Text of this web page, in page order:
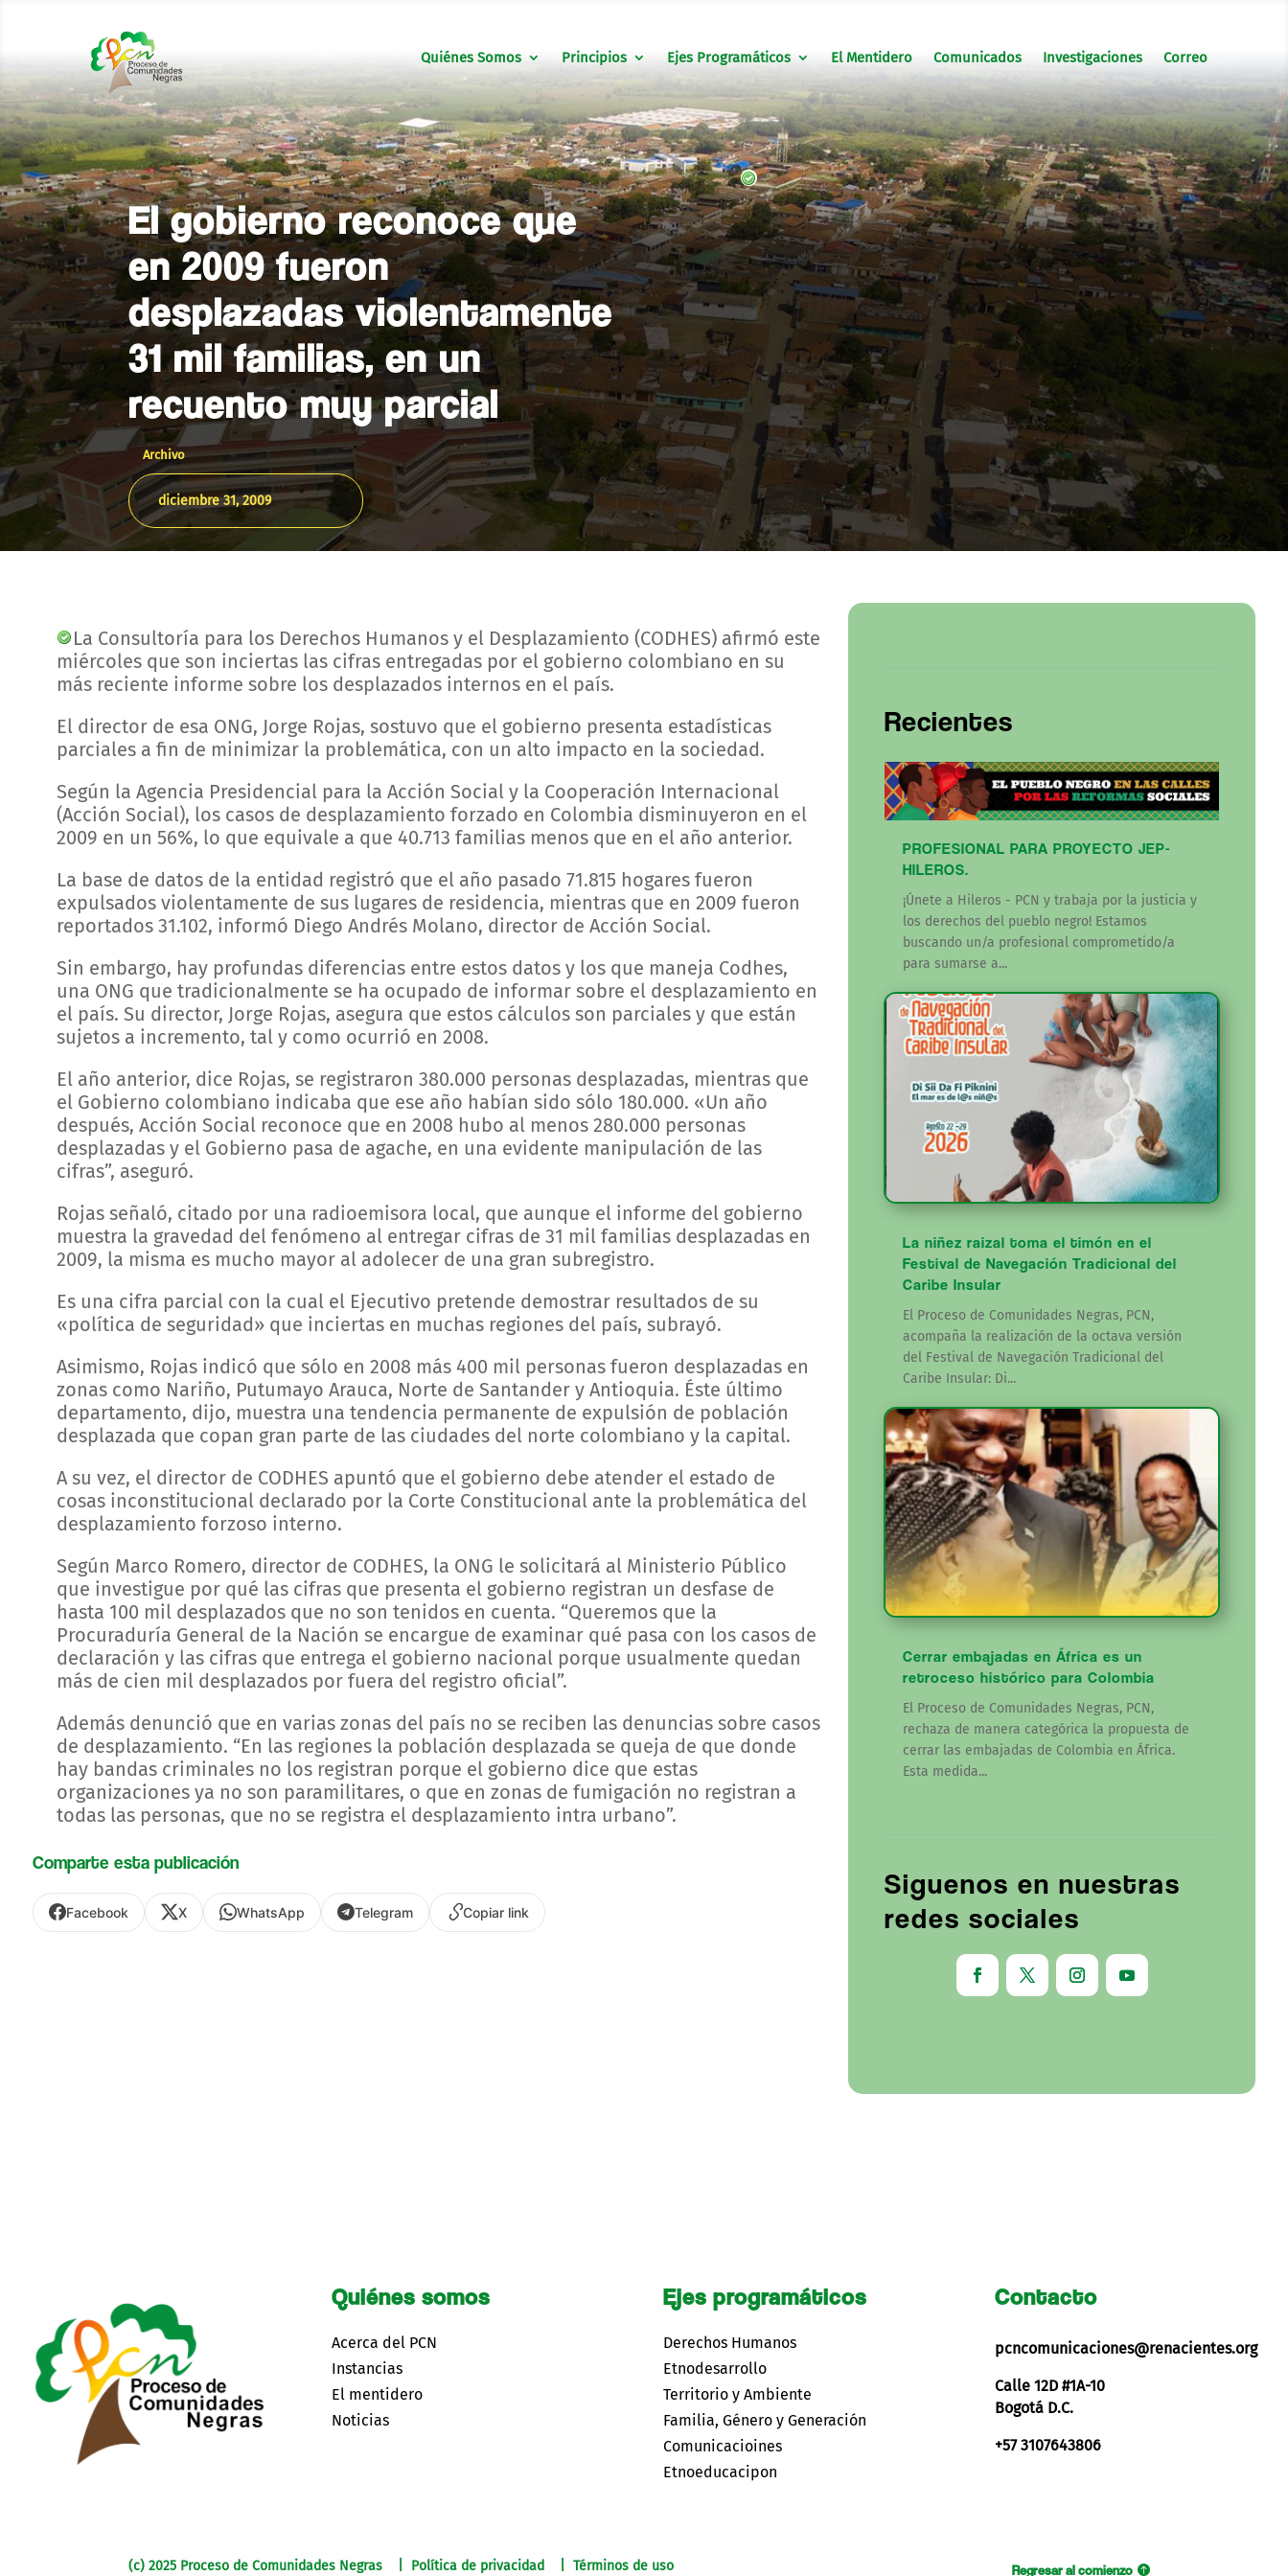
Quiénes Somos Principios Ejes Programáticos El Mentidero Comunicados Investigaciones Correo
El gobierno reconoce que
en 2009 fueron
desplazadas violentamente
31 mil familias, en un
recuento muy parcial
Archivo
diciembre 31, 2009
La Consultoría para los Derechos Humanos y el Desplazamiento (CODHES) afirmó este
miércoles que son inciertas las cifras entregadas por el gobierno colombiano en su
más reciente informe sobre los desplazados internos en el país.
El director de esa ONG, Jorge Rojas, sostuvo que el gobierno presenta estadísticas
parciales a fin de minimizar la problemática, con un alto impacto en la sociedad.
Según la Agencia Presidencial para la Acción Social y la Cooperación Internacional
(Acción Social), los casos de desplazamiento forzado en Colombia disminuyeron en el
2009 en un 56%, lo que equivale a que 40.713 familias menos que en el año anterior.
La base de datos de la entidad registró que el año pasado 71.815 hogares fueron
expulsados violentamente de sus lugares de residencia, mientras que en 2009 fueron
reportados 31.102, informó Diego Andrés Molano, director de Acción Social.
Sin embargo, hay profundas diferencias entre estos datos y los que maneja Codhes,
una ONG que tradicionalmente se ha ocupado de informar sobre el desplazamiento en
el país. Su director, Jorge Rojas, asegura que estos cálculos son parciales y que están
sujetos a incremento, tal y como ocurrió en 2008.
El año anterior, dice Rojas, se registraron 380.000 personas desplazadas, mientras que
el Gobierno colombiano indicaba que ese año habían sido sólo 180.000. «Un año
después, Acción Social reconoce que en 2008 hubo al menos 280.000 personas
desplazadas y el Gobierno pasa de agache, en una evidente manipulación de las
cifras”, aseguró.
Rojas señaló, citado por una radioemisora local, que aunque el informe del gobierno
muestra la gravedad del fenómeno al entregar cifras de 31 mil familias desplazadas en
2009, la misma es mucho mayor al adolecer de una gran subregistro.
Es una cifra parcial con la cual el Ejecutivo pretende demostrar resultados de su
«política de seguridad» que inciertas en muchas regiones del país, subrayó.
Asimismo, Rojas indicó que sólo en 2008 más 400 mil personas fueron desplazadas en
zonas como Nariño, Putumayo Arauca, Norte de Santander y Antioquia. Éste último
departamento, dijo, muestra una tendencia permanente de expulsión de población
desplazada que copan gran parte de las ciudades del norte colombiano y la capital.
A su vez, el director de CODHES apuntó que el gobierno debe atender el estado de
cosas inconstitucional declarado por la Corte Constitucional ante la problemática del
desplazamiento forzoso interno.
Según Marco Romero, director de CODHES, la ONG le solicitará al Ministerio Público
que investigue por qué las cifras que presenta el gobierno registran un desfase de
hasta 100 mil desplazados que no son tenidos en cuenta. “Queremos que la
Procuraduría General de la Nación se encargue de examinar qué pasa con los casos de
declaración y las cifras que entrega el gobierno nacional porque usualmente quedan
más de cien mil desplazados por fuera del registro oficial”.
Además denunció que en varias zonas del país no se reciben las denuncias sobre casos
de desplazamiento. “En las regiones la población desplazada se queja de que donde
hay bandas criminales no los registran porque el gobierno dice que estas
organizaciones ya no son paramilitares, o que en zonas de fumigación no registran a
todas las personas, que no se registra el desplazamiento intra urbano”.
Comparte esta publicación
Facebook X WhatsApp Telegram Copiar link
Recientes
PROFESIONAL PARA PROYECTO JEP-
HILEROS.
¡Únete a Hileros - PCN y trabaja por la justicia y
los derechos del pueblo negro! Estamos
buscando un/a profesional comprometido/a
para sumarse a...
La niñez raizal toma el timón en el
Festival de Navegación Tradicional del
Caribe Insular
El Proceso de Comunidades Negras, PCN,
acompaña la realización de la octava versión
del Festival de Navegación Tradicional del
Caribe Insular: Di...
Cerrar embajadas en África es un
retroceso histórico para Colombia
El Proceso de Comunidades Negras, PCN,
rechaza de manera categórica la propuesta de
cerrar las embajadas de Colombia en África.
Esta medida...
Siguenos en nuestras
redes sociales
Quiénes somos
Acerca del PCN
Instancias
El mentidero
Noticias
Ejes programáticos
Derechos Humanos
Etnodesarrollo
Territorio y Ambiente
Familia, Género y Generación
Comunicacioines
Etnoeducacipon
Contacto
pcncomunicaciones@renacientes.org
Calle 12D #1A-10
Bogotá D.C.
+57 3107643806
(c) 2025 Proceso de Comunidades Negras | Política de privacidad | Términos de uso Regresar al comienzo